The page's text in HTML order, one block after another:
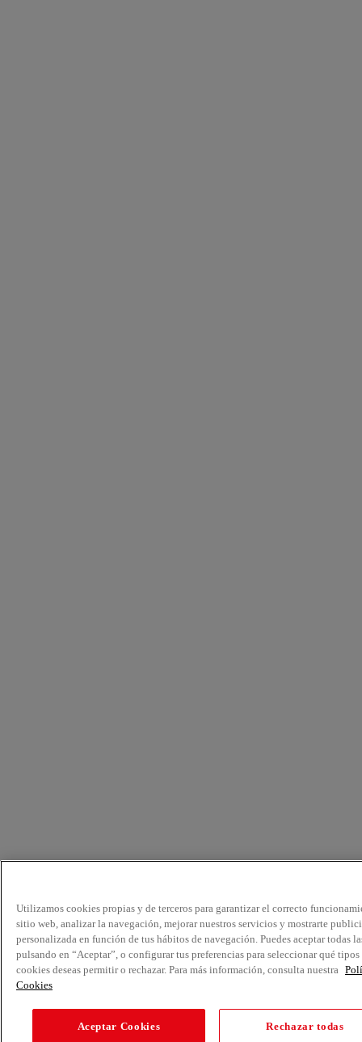
Utilizamos cookies propias y de terceros para garantizar el correcto
sitio web, analizar la navegación, mejorar nuestros servicios y mostrarte
personalizada en función de tus hábitos de navegación. Puedes aceptar todas
pulsando en “Aceptar”, o configurar tus preferencias para seleccionar qué tipos
cookies deseas permitir o rechazar. Para más información, consulta nuestra
Cookies
Aceptar Cookies Rechazar todas